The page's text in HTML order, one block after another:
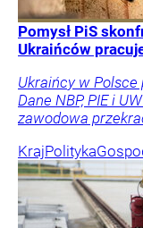
Pomysł PiS
Ukraińców
Ukraińcy w Polsce
Dane NBP, PIE i
zawodowa
KrajPolityka